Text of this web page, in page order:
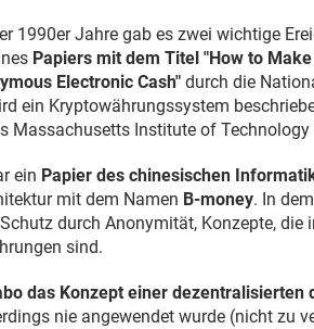
1990er Jahre gab es zwei wichtige
Papiers mit dem Titel "How to
Electronic Cash" durch die
ein Kryptowährungssystem
Massachusetts Institute of Technology
ein Papier des chinesischen
mit dem Namen B-money. In
durch Anonymität, Konzepte, die
sind.
das Konzept einer dezentralisierten
nie angewendet wurde (nicht zu